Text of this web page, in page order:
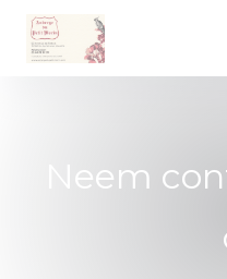
Cookies beheer paneel
Neem